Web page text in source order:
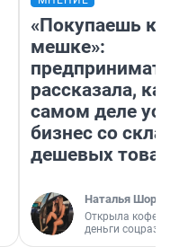
«Покупаешь
мешке»:
рассказала,
самом деле
бизнес со
дешевых
Наталья
Открыла
деньги